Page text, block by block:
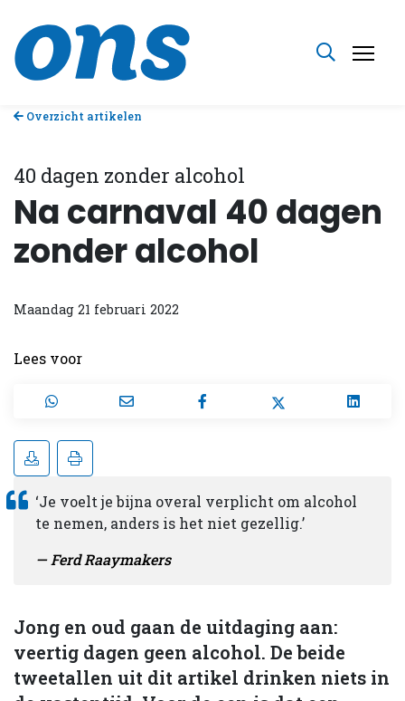
Overzicht artikelen
40 dagen zonder alcohol
Na carnaval 40 dagen
zonder alcohol
Maandag 21 februari 2022
Lees voor
‘Je voelt je bijna overal verplicht om alcohol
te nemen, anders is het niet gezellig.’
Ferd Raaymakers
Jong en oud gaan de uitdaging aan:
veertig dagen geen alcohol. De beide
tweetallen uit dit artikel drinken niets in